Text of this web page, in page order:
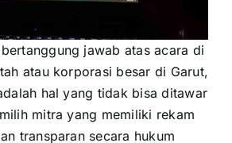
jawab atas acara di
atau korporasi besar di Garut,
hal yang tidak bisa ditawar
mitra yang memiliki rekam
transparan secara hukum